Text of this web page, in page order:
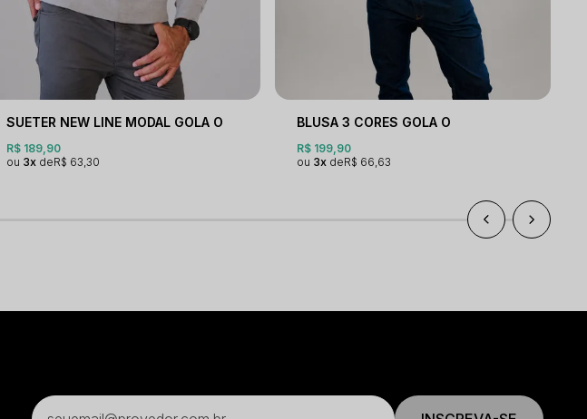
SUETER NEW LINE MODAL GOLA O
R$ 189,90
3x
R$ 63,30
BLUSA 3 CORES GOLA O
R$ 199,90
3x
R$ 66,63